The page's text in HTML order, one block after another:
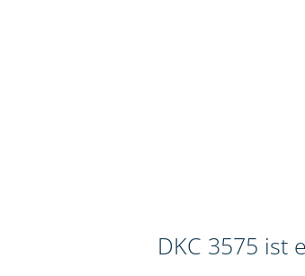
DKC 3575 ist